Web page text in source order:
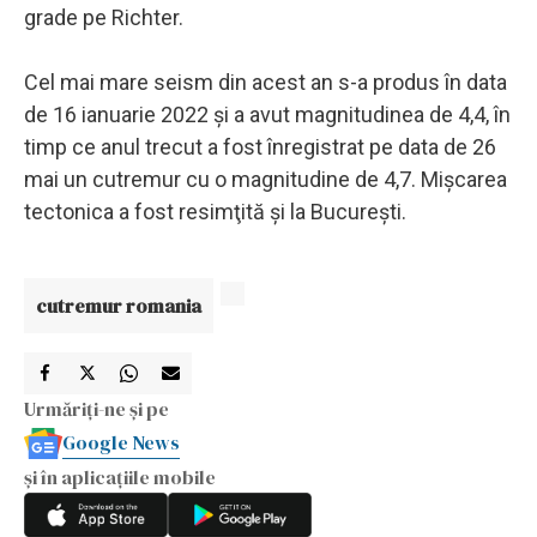
grade pe Richter.
Cel mai mare seism din acest an s-a produs în data
de 16 ianuarie 2022 şi a avut magnitudinea de 4,4, în
timp ce anul trecut a fost înregistrat pe data de 26
mai un cutremur cu o magnitudine de 4,7. Mişcarea
tectonica a fost resimţită şi la Bucureşti.
cutremur romania
Urmăriți-ne și pe
Google News
și în aplicațiile mobile